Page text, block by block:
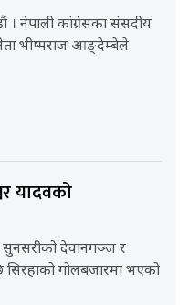
। नेपाली कांग्रेसका संसदीय
भीष्मराज आङ्देम्बेले
यादवको
सुनसरीको देवानगञ्ज र
सिरहाको गोलबजारमा भएको